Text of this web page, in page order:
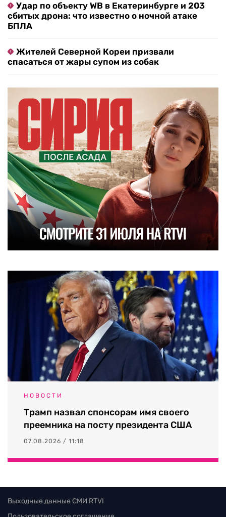
Удар по объекту WB в Екатеринбурге и 203
сбитых дрона: что известно о ночной атаке
БПЛА
Жителей Северной Кореи призвали
спасаться от жары супом из собак
НОВОСТИ
Трамп назвал спонсорам имя своего
преемника на посту президента США
07.08.2026 / 11:18
Выходные данные СМИ RTVI